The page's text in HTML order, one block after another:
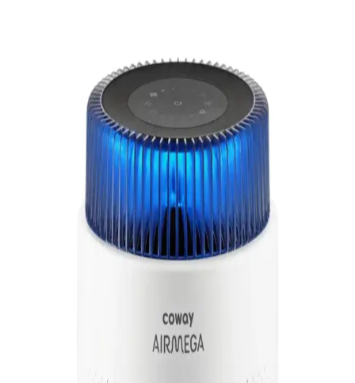
için CADR değeri yüksek, HEPA filtreli hava temizleyiciler önerilir.
Birden fazla cihaz kullanımı ve destekleyici önlemler alerjenleri
azaltmada etkilidir.
Hava Temizleyici Kullanımında Solunum Sorunları
ve Güvenlik Önlemleri
Hava temizleyicilerde UV-C ışığı, iyonizer ve kimyasal salınım gibi
faktörler solunum problemlerine yol açabilir. Doğru cihaz seçimi ve
kullanım önerileri sağlık açısından önem taşır.
Corsi Rosenthal Kutusu ile MERV 13 Filtre
Kullanarak Kapalı Mekan Hava Kalitesinde
mekanlarda hava kalitesini 20 dakikada belirgin şekilde iyileştiriyor.
Lazer testiyle partikül yoğunluğu dramatik şekilde azaldı.
Hava Temizleyicilerin Hava Kalitesini Ölçme